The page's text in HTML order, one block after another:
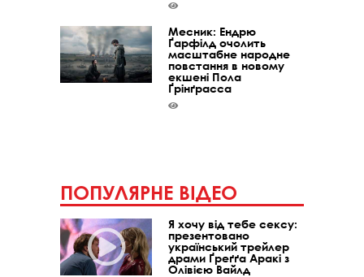
Месник: Ендрю
Ґарфілд очолить
масштабне народне
повстання в новому
екшені Пола
Ґрінґрасса
ПОПУЛЯРНЕ ВІДЕО
Я хочу від тебе сексу:
презентовано
український трейлер
драми Ґреґґа Аракі з
Олівією Вайлд